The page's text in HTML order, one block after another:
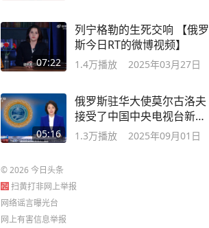
07:22
列宁格勒的生死交响 【俄罗
斯今日RT的微博视频】
1.4万播放 2025年03月27日
05:16
俄罗斯驻华大使莫尔古洛夫
接受了中国中央电视台新闻
频道的采访。
1.3万播放 2025年09月01日
©2026今日头条
扫黄打非网上举报
网络谣言曝光台
网上有害信息举报